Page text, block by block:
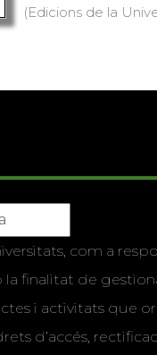
(Edicions de la
com a
finalitat de
i activitats que
d’accés,